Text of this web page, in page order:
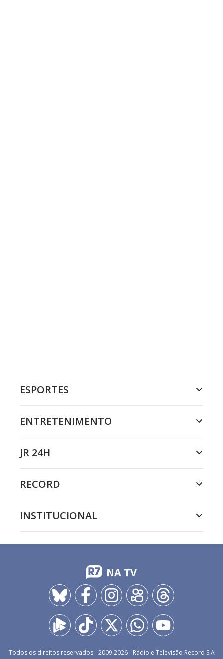
ESPORTES
ENTRETENIMENTO
JR 24H
RECORD
INSTITUCIONAL
NA TV
Todos os direitos reservados - 2009-2026- Rádio e Televisão Record S.A